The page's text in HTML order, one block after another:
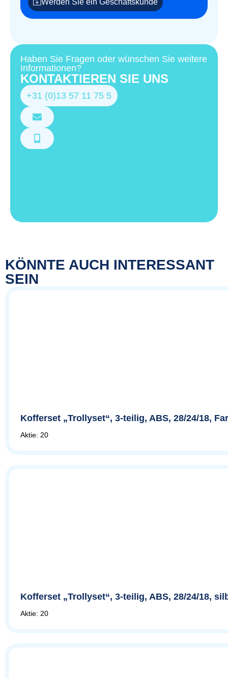
Werden Sie ein Geschäftskunde
Haben Sie Fragen oder wünschen Sie weitere
Informationen?
KONTAKTIEREN SIE UNS
+31 (0)13 57 11 75 5
KÖNNTE AUCH INTERESSANT
SEIN
Kofferset „Trollyset“, 3-teilig, ABS, 28/24/18,
Aktie: 20
Kofferset „Trollyset“, 3-teilig, ABS, 28/24/18,
Aktie: 20